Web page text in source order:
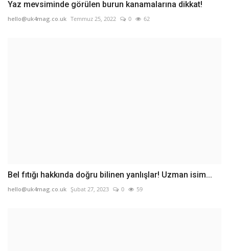
Yaz mevsiminde görülen burun kanamalarına dikkat!
hello@uk4mag.co.uk Temmuz 25, 2022 0 62
Bel fıtığı hakkında doğru bilinen yanlışlar! Uzman isim...
hello@uk4mag.co.uk Şubat 27, 2023 0 59